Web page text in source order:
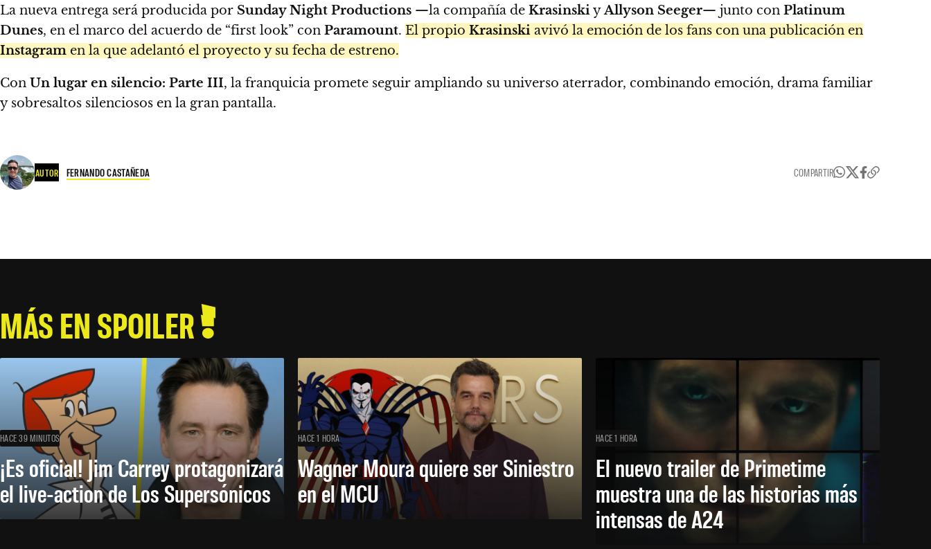
La nueva entrega será producida por Sunday Night Productions —la compañía de KrasinskiyAllyson Seeger— junto con Platinum
Dunes, en el marco del acuerdo de “first look” con Paramount. El propio Krasinski avivó la emoción de los fans con una publicación en
Instagram en la que adelantó el proyecto y su fecha de estreno.
Con Un lugar en silencio: Parte III, la franquicia promete seguir ampliando su universo aterrador, combinando emoción, drama familiar
y sobresaltos silenciosos en la gran pantalla.
AUTOR FERNANDO CASTAÑEDA COMPARTIR
MÁS EN SPOILER
HACE 39 MINUTOS
¡Es oficial! Jim Carrey protagonizará
el live-action de Los Supersónicos
HACE 1 HORA
Wagner Moura quiere ser Siniestro
en el MCU
HACE 1 HORA
El nuevo trailer de Primetime
muestra una de las historias más
intensas de A24